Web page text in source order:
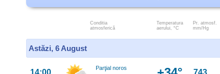
Conditia
atmosferică
Temperatura
aerului, °C
Pr. atmosf.
mm/Hg
Astăzi, 6 August
14:00 Parţial noros 743